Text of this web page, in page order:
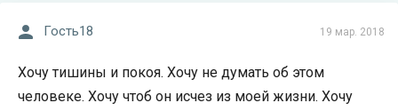
19 мар. 2018
Гость18
Хочу тишины и покоя. Хочу не думать об этом
человеке. Хочу чтоб он исчез из моей жизни. Хочу